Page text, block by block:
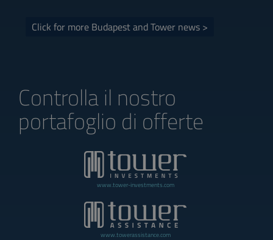
Click for more Budapest and Tower news >
Controlla il nostro
portafoglio di offerte
www.tower-investments.com
www.towerassistance.com